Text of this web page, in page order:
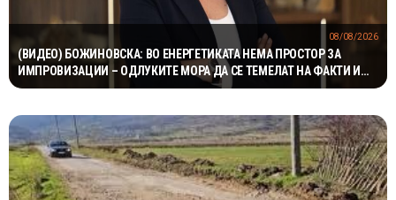
(ВИДЕО) БОЖИНОВСКА: ВО ЕНЕРГЕТИКАТА НЕМА ПРОСТОР ЗА
ИМПРОВИЗАЦИИ – ОДЛУКИТЕ МОРА ДА СЕ ТЕМЕЛАТ НА ФАКТИ И
СТРУЧНОСТ
08/08/2026